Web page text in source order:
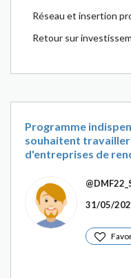
Réseau et insertion
Retour sur
Programme
souhaitent travailler
d'entreprises de
31/05/